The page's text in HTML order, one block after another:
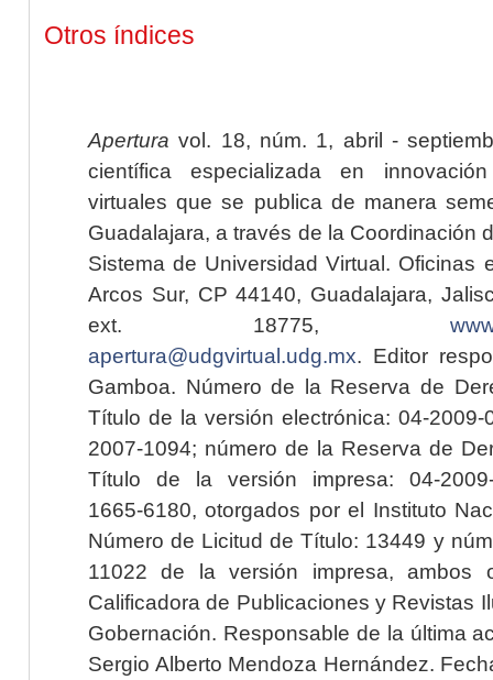
Otros índices
Apertura vol. 18, núm. 1, abril -
científica especializada en
virtuales que se publica de manera
Guadalajara, a través de la Coordinación
Sistema de Universidad Virtual. Oficinas
Arcos Sur, CP 44140, Guadalajara,
ext. 18775,
apertura@udgvirtual.udg.mx. Editor
Gamboa. Número de la Reserva de
Título de la versión electrónica: 04-2009-
2007-1094; número de la Reserva de
Título de la versión impresa: 04-2009-
1665-6180, otorgados por el Instituto
Número de Licitud de Título: 13449 y
11022 de la versión impresa, ambos
Calificadora de Publicaciones y Revistas
Gobernación. Responsable de la última
Sergio Alberto Mendoza Hernández.